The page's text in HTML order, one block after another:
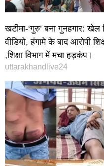
खटीमा-‘गुरु’ बना गुनहगार:
वीडियो, हंगामे के बाद आरोपी
,शिक्षा विभाग में मचा हड़कंप।
uttarakhandlive24